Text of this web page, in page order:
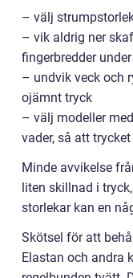
– välj
– vik aldrig ner
fingerbredder
– undvik veck och
ojämnt tryck
– välj modeller
vader, så att
Minde avvikelse
liten skillnad i
storlekar kan en
Skötsel för att
Elastan och andra